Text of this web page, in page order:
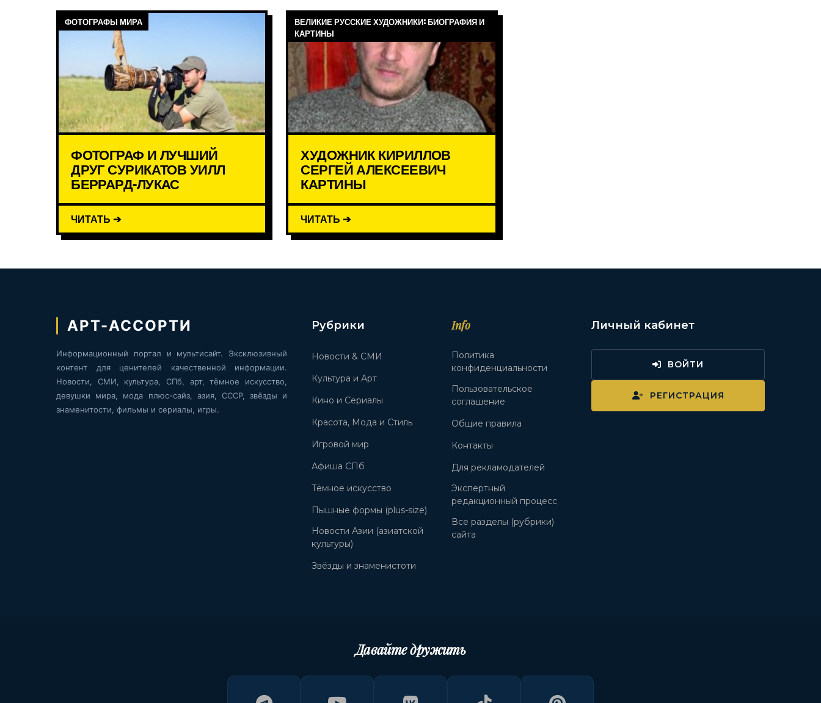
ФОТОГРАФЫ МИРА
ФОТОГРАФ И ЛУЧШИЙ
ДРУГ СУРИКАТОВ УИЛЛ
БЕРРАРД-ЛУКАС
ЧИТАТЬ ➔
ВЕЛИКИЕ РУССКИЕ ХУДОЖНИКИ: БИОГРАФИЯ И
КАРТИНЫ
ХУДОЖНИК КИРИЛЛОВ
СЕРГЕЙ АЛЕКСЕЕВИЧ
КАРТИНЫ
ЧИТАТЬ ➔
АРТ-АССОРТИ
Информационный портал и мультисайт. Эксклюзивный
контент для ценителей качественной информации.
Новости, СМИ, культура, СПб, арт, тёмное искусство,
девушки мира, мода плюс-сайз, азия, СССР, звёзды и
знаменитости, фильмы и сериалы, игры.
Рубрики
Новости & СМИ
Культура и Арт
Кино и Сериалы
Красота, Мода и Стиль
Игровой мир
Афиша СПб
Тёмное искусство
Пышные формы (plus-size)
Новости Азии (азиатской
культуры)
Звёзды и знаменистоти
Info
Политика
конфиденциальности
Пользовательское
соглашение
Общие правила
Контакты
Для рекламодателей
Экспертный
редакционный процесс
Все разделы (рубрики)
сайта
Личный кабинет
ВОЙТИ
РЕГИСТРАЦИЯ
Давайте дружить